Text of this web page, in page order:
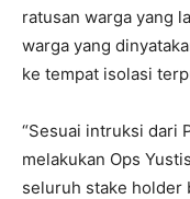
ratusan warga yang
warga yang
ke tempat isolasi
“Sesuai intruksi dari
melakukan Ops
seluruh stake holder